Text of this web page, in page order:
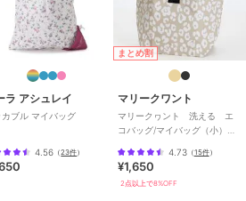
ラ アシュレイ
カブル マイバッグ
4.56 （23件）
まとめ割
マリークワント
マリークヮント 洗える エ
コバッグ/マイバッグ（小）レ
4.73（15件）
¥1,650
2点以上で8%OFF